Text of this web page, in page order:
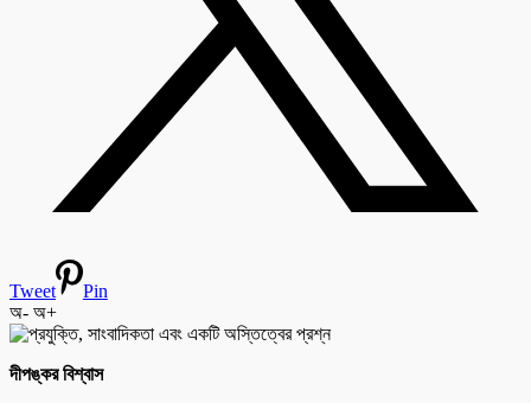
Tweet
Pin
অ- অ+
দীপঙ্কর বিশ্বাস